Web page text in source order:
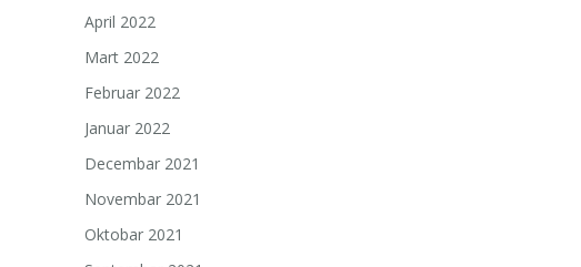
April 2022
Mart 2022
Februar 2022
Januar 2022
Decembar 2021
Novembar 2021
Oktobar 2021